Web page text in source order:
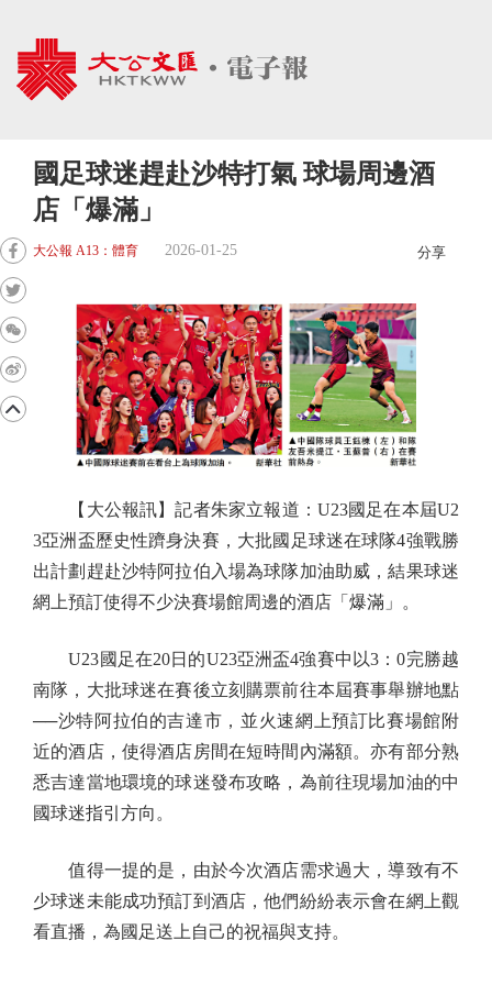
國足球迷趕赴沙特打氣 球場周邊酒
店「爆滿」
大公報 A13：體育 2026-01-25 分享
【大公報訊】記者朱家立報道：U23國足在本屆U2
3亞洲盃歷史性躋身決賽，大批國足球迷在球隊4強戰勝
出計劃趕赴沙特阿拉伯入場為球隊加油助威，結果球迷
網上預訂使得不少決賽場館周邊的酒店「爆滿」。
U23國足在20日的U23亞洲盃4強賽中以3：0完勝越
南隊，大批球迷在賽後立刻購票前往本屆賽事舉辦地點
──沙特阿拉伯的吉達市，並火速網上預訂比賽場館附
近的酒店，使得酒店房間在短時間內滿額。亦有部分熟
悉吉達當地環境的球迷發布攻略，為前往現場加油的中
國球迷指引方向。
值得一提的是，由於今次酒店需求過大，導致有不
少球迷未能成功預訂到酒店，他們紛紛表示會在網上觀
看直播，為國足送上自己的祝福與支持。